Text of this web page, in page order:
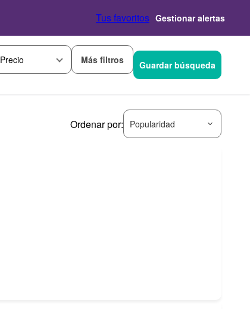
Tus favoritos Gestionar alertas
Precio Más filtros Guardar búsqueda
Ordenar por: Popularidad